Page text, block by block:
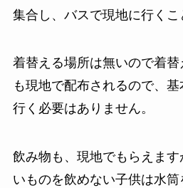
集合し、バスで現地に行くこ
着替える場所は無いので着
も現地で配布されるので、
行く必要はありません。
飲み物も、現地でもらえま
いものを飲めない子供は水